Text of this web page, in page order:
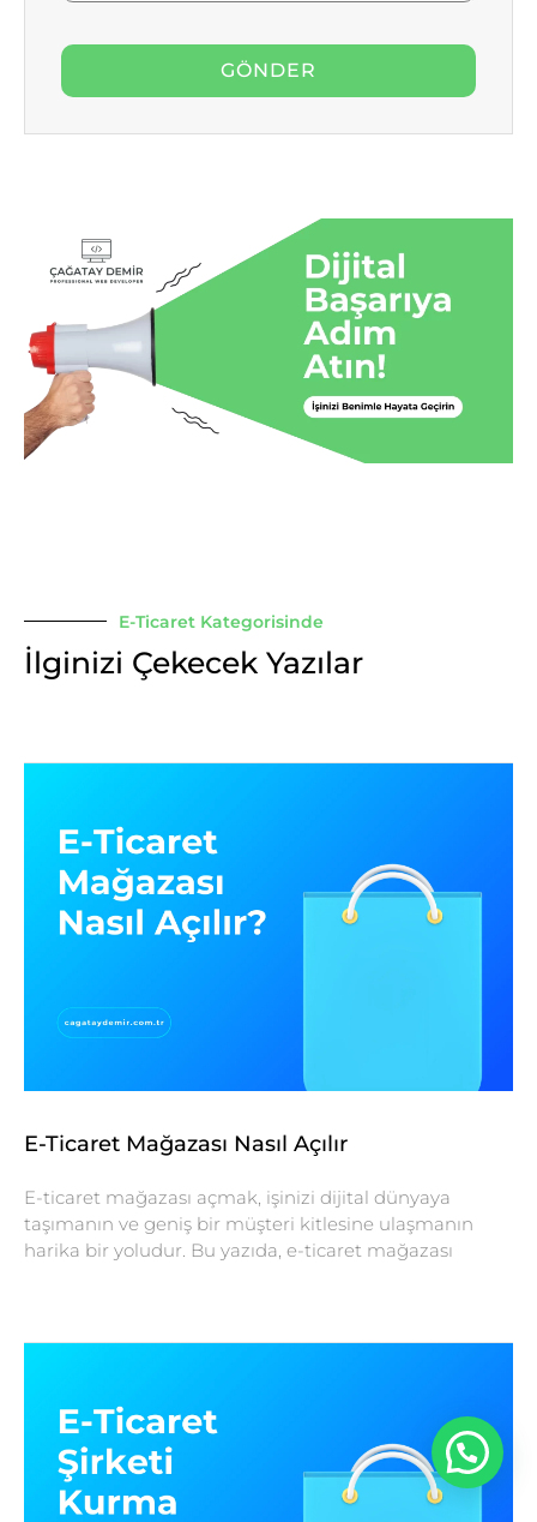
E-Ticaret Kategorisinde
İlginizi Çekecek Yazılar
E-Ticaret Mağazası Nasıl Açılır
E-ticaret mağazası açmak, işinizi dijital dünyaya
taşımanın ve geniş bir müşteri kitlesine ulaşmanın
harika bir yoludur. Bu yazıda, e-ticaret mağazası